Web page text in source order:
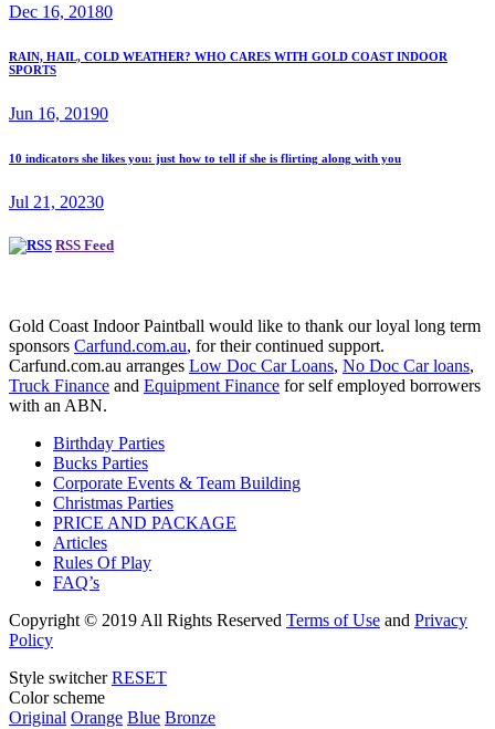
Dec 16, 20180
RAIN, HAIL, COLD WEATHER? WHO CARES WITH GOLD COAST INDOOR
SPORTS
Jun 16, 20190
10 indicators she likes you: just how to tell if she is flirting along with you
Jul 21, 20230
RSS Feed
Gold Coast Indoor Paintball would like to thank our loyal long term
sponsors Carfund.com.au, for their continued support.
Carfund.com.au arranges Low Doc Car Loans, No Doc Car loans,
Truck Finance and Equipment Finance for self employed borrowers
with an ABN.
Birthday Parties
Bucks Parties
Corporate Events & Team Building
Christmas Parties
PRICE AND PACKAGE
Articles
Rules Of Play
FAQ’s
Copyright © 2019 All Rights Reserved Terms of Use and Privacy
Policy
Style switcher RESET
Color scheme
Original Orange Blue Bronze